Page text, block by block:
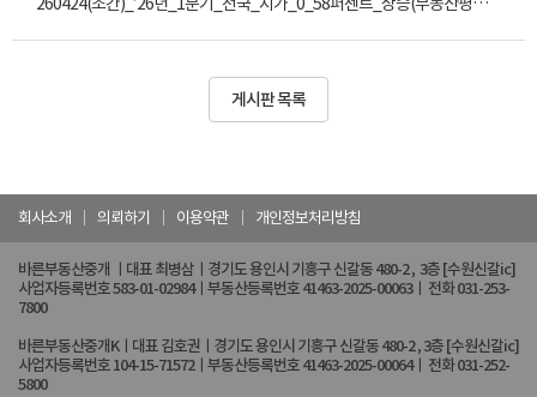
게시판 목록
회사소개 의뢰하기 이용약관 개인정보처리방침
바른부동산중개 ㅣ대표 최병삼ㅣ경기도 용인시 기흥구 신갈동 480-2 , 3층 [수원신갈ic]
사업자등록번호 583-01-02984ㅣ부동산등록번호 41463-2025-00063ㅣ 전화 031-253-
7800
바른부동산중개Kㅣ대표 김호권ㅣ경기도 용인시 기흥구 신갈동 480-2 , 3층 [수원신갈ic]
사업자등록번호 104-15-71572ㅣ부동산등록번호 41463-2025-00064ㅣ 전화 031-252-
5800